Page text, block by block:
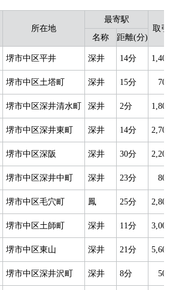
所在地
最寄駅
取
名称
距離(分)
堺市中区平井 深井 14分
堺市中区土塔町 深井 15分
堺市中区深井清水町 深井 2分
堺市中区深井東町 深井 14分
堺市中区深阪 深井 30分
堺市中区深井中町 深井 23分
堺市中区毛穴町 鳳 25分
堺市中区土師町 深井 11分
堺市中区東山 深井 21分
堺市中区深井沢町 深井 8分